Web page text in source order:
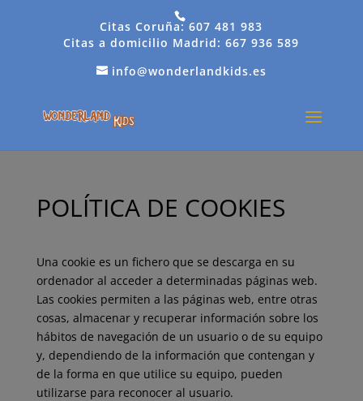
Citas Coruña: 607 481 983
Citas a domicilio Madrid: 667 936 589
info@wonderlandkids.es
POLÍTICA DE COOKIES
Una cookie es un fichero que se descarga en su
ordenador al acceder a determinadas páginas web.
Las cookies permiten a las páginas web, entre otras
cosas, almacenar y recuperar información sobre los
hábitos de navegación de un usuario o de su equipo
y, dependiendo de la información que contengan y
de la forma en que utilice su equipo, pueden
utilizarse para reconocer al usuario.